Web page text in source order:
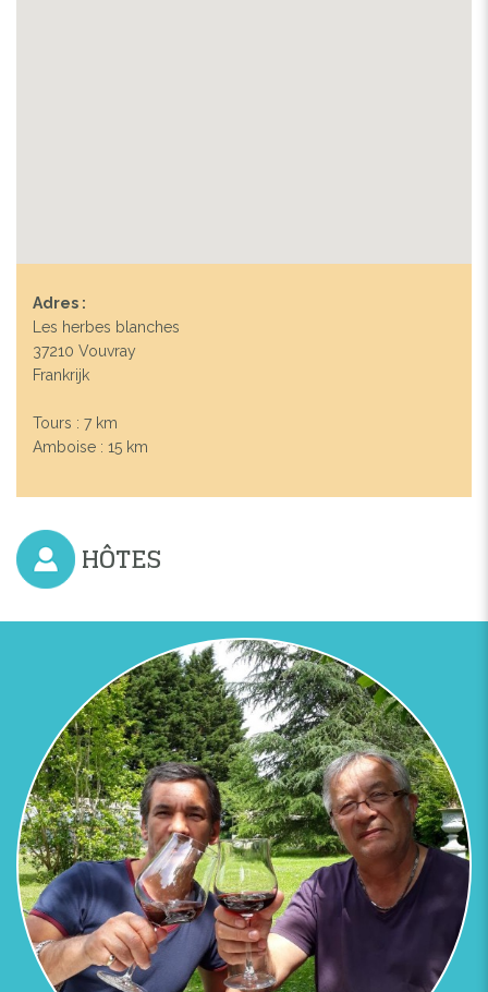
Adres :
Les herbes blanches
37210 Vouvray
Frankrijk
Tours : 7 km
Amboise : 15 km
HÔTES